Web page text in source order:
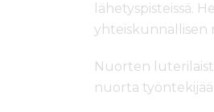
lähetyspisteissä.
yhteiskunnallisen
Nuorten
nuorta